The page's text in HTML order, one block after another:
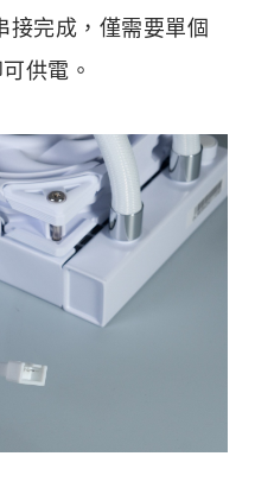
接完成，僅需要單個
供電。